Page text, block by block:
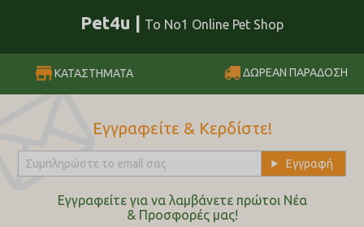
Pet4u | Το No1 Online Pet Shop
ΚΑΤΑΣΤΗΜΑΤΑ ΔΩΡΕΑΝ ΠΑΡΑΔΟΣΗ
Εγγραφείτε & Κερδίστε!
Εγγραφείτε για να λαμβάνετε πρώτοι Nέα
& Προσφορές μας!